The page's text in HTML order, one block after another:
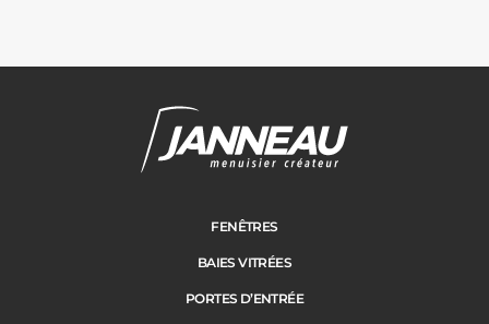
FENÊTRES
BAIES VITRÉES
PORTES D’ENTRÉE